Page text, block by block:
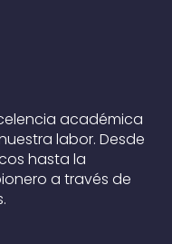
académica
labor. Desde
hasta la
a través de